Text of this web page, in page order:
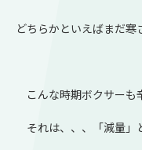
どちらかといえばまだ
こんな時期ボクサーも
それは、、、「減量」